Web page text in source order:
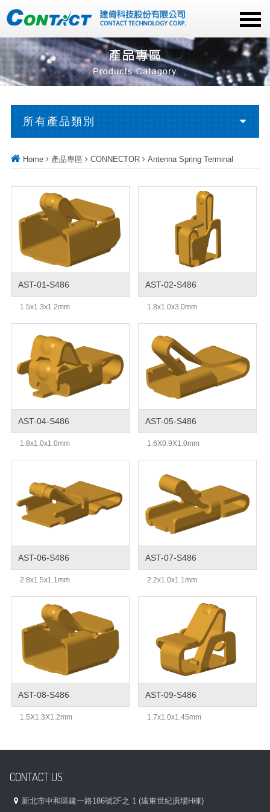
所有產品類別
Home 產品專區 CONNECTOR Antenna Spring Terminal
AST-01-S486
1.5x1.3x1.2mm
AST-02-S486
1.8x1.0x3.0mm
AST-04-S486
1.8x1.0x1.0mm
AST-05-S486
1.6X0.9X1.0mm
AST-06-S486
2.8x1.5x1.1mm
AST-07-S486
2.2x1.0x1.1mm
AST-08-S486
1.5X1.3X1.2mm
AST-09-S486
1.7x1.0x1.45mm
CONTACT US
新北市中和區建一路186號2F之 1 (遠東世紀廣場H棟)